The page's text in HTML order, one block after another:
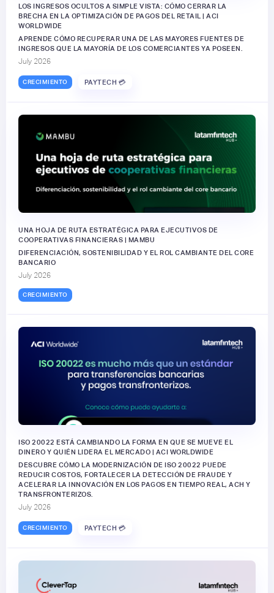
LOS INGRESOS OCULTOS A SIMPLE VISTA: CÓMO CERRAR LA
BRECHA EN LA OPTIMIZACIÓN DE PAGOS DEL RETAIL | ACI
WORLDWIDE
APRENDE CÓMO RECUPERAR UNA DE LAS MAYORES FUENTES DE
INGRESOS QUE LA MAYORÍA DE LOS COMERCIANTES YA POSEEN.
July 2026
CRECIMIENTO PAYTECH 💳
UNA HOJA DE RUTA ESTRATÉGICA PARA EJECUTIVOS DE
COOPERATIVAS FINANCIERAS | MAMBU
DIFERENCIACIÓN, SOSTENIBILIDAD Y EL ROL CAMBIANTE DEL CORE
BANCARIO
July 2026
CRECIMIENTO
ISO 20022 ESTÁ CAMBIANDO LA FORMA EN QUE SE MUEVE EL
DINERO Y QUIÉN LIDERA EL MERCADO | ACI WORLDWIDE
DESCUBRE CÓMO LA MODERNIZACIÓN DE ISO 20022 PUEDE
REDUCIR COSTOS, FORTALECER LA DETECCIÓN DE FRAUDE Y
ACELERAR LA INNOVACIÓN EN LOS PAGOS EN TIEMPO REAL, ACH Y
TRANSFRONTERIZOS.
July 2026
CRECIMIENTO PAYTECH 💳